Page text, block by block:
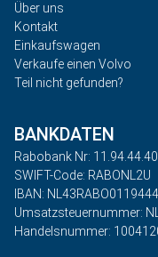
Über uns
Kontakt
Einkaufswagen
Verkaufe einen Volvo
Teil nicht gefunden?
BANKDATEN
Rabobank Nr:
SWIFT-Code: RABONL2U
IBAN:
Umsatzsteuernummer:
Handelsnummer: